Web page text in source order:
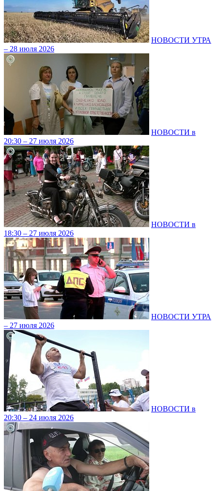
НОВОСТИ УТРА
– 28 июля 2026
НОВОСТИ в
20:30 – 27 июля 2026
НОВОСТИ в
18:30 – 27 июля 2026
НОВОСТИ УТРА
– 27 июля 2026
НОВОСТИ в
20:30 – 24 июля 2026